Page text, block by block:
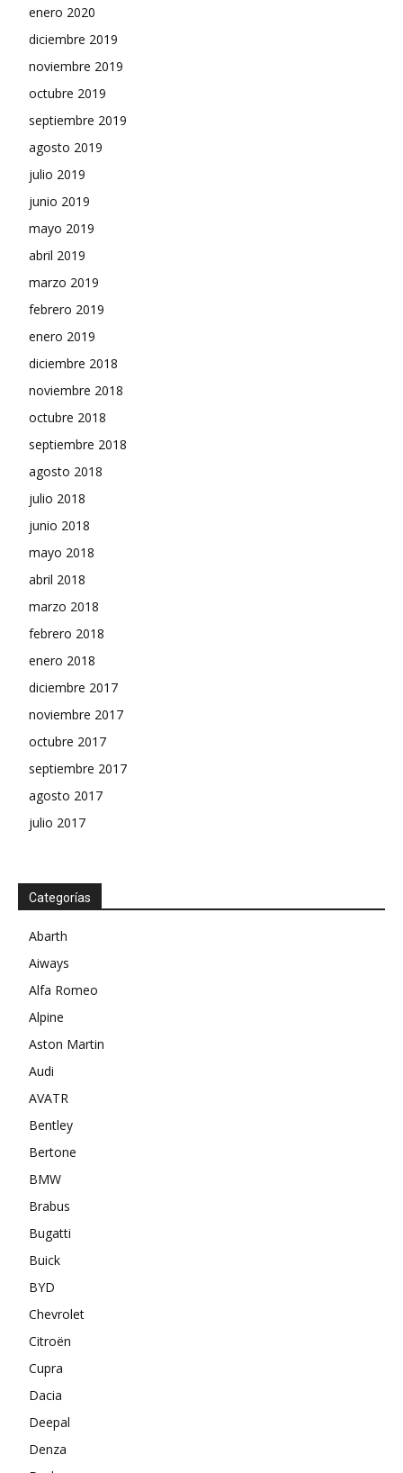
enero 2020
diciembre 2019
noviembre 2019
octubre 2019
septiembre 2019
agosto 2019
julio 2019
junio 2019
mayo 2019
abril 2019
marzo 2019
febrero 2019
enero 2019
diciembre 2018
noviembre 2018
octubre 2018
septiembre 2018
agosto 2018
julio 2018
junio 2018
mayo 2018
abril 2018
marzo 2018
febrero 2018
enero 2018
diciembre 2017
noviembre 2017
octubre 2017
septiembre 2017
agosto 2017
julio 2017
Categorías
Abarth
Aiways
Alfa Romeo
Alpine
Aston Martin
Audi
AVATR
Bentley
Bertone
BMW
Brabus
Bugatti
Buick
BYD
Chevrolet
Citroën
Cupra
Dacia
Deepal
Denza